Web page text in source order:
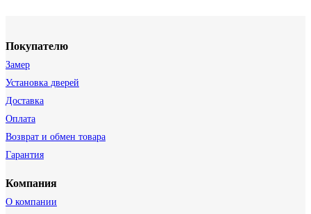
Покупателю
Замер
Установка дверей
Доставка
Оплата
Возврат и обмен товара
Гарантия
Компания
О компании